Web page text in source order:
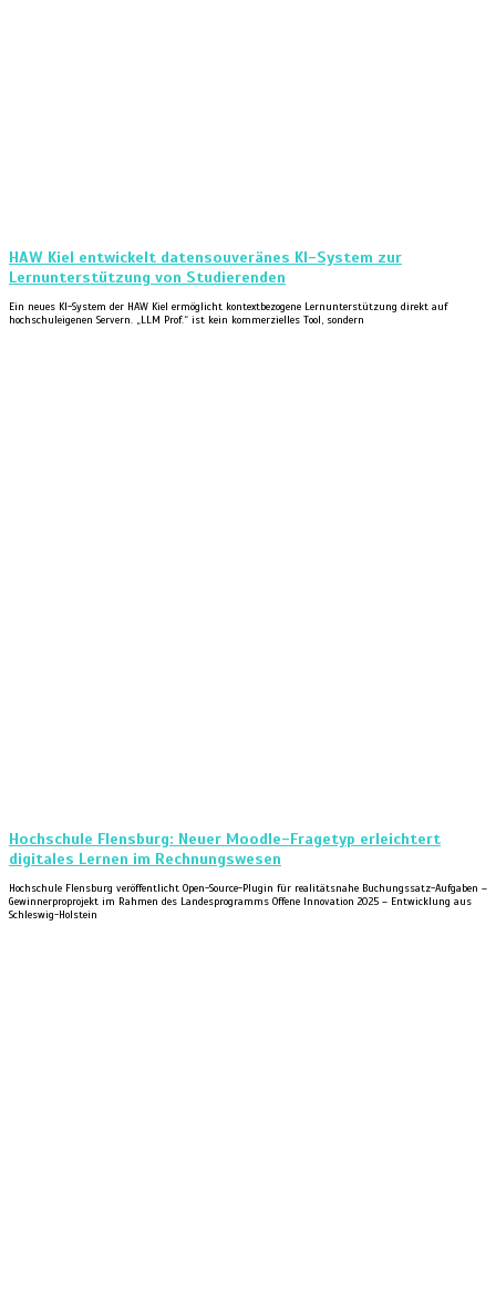
HAW Kiel entwickelt datensouveränes KI-System zur
Lernunterstützung von Studierenden
Ein neues KI-System der HAW Kiel ermöglicht kontextbezogene Lernunterstützung direkt auf
hochschuleigenen Servern. „LLM Prof.“ ist kein kommerzielles Tool, sondern
Hochschule Flensburg: Neuer Moodle-Fragetyp erleichtert
digitales Lernen im Rechnungswesen
Hochschule Flensburg veröffentlicht Open-Source-Plugin für realitätsnahe Buchungssatz-Aufgaben –
Gewinnerproprojekt im Rahmen des Landesprogramms Offene Innovation 2025 – Entwicklung aus
Schleswig-Holstein